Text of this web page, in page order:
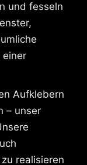
und fesseln
einer
Aufklebern
– unser
realisieren